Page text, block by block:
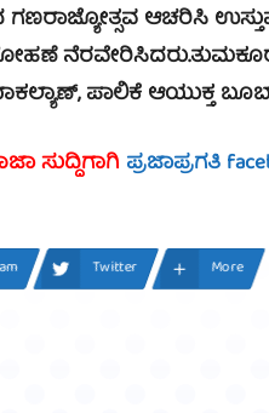
ಗಣರಾಜ್ಯೋತ್ಸವ ಆಚರಿಸಿ
ಪಾಲಿಕೆ ಆಯುಕ್ತ
ಸುದ್ದಿಗಾಗಿ ಪ್ರಜಾಪ್ರಗತಿ
Twitter More